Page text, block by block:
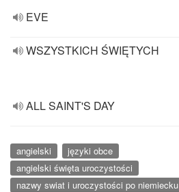
EVE
WSZYSTKICH ŚWIĘTYCH
ALL SAINT'S DAY
angielski
języki obce
angielski święta uroczystości
nazwy swiat i uroczystości po niemiecku